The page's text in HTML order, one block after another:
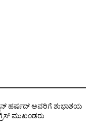
ಹರ್ಷದ್ ಅವರಿಗೆ ಶುಭಾಶಯ
ಮುಖಂಡರು